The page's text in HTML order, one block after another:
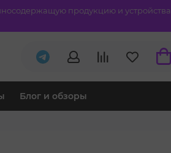
продукцию и устройства
Блог и обзоры